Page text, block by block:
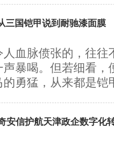
三国铠甲说到耐驰漆面膜
血脉偾张的，往往
暴喝。但若细看，
勇猛，从来都是铠
安信护航天津政企数字化